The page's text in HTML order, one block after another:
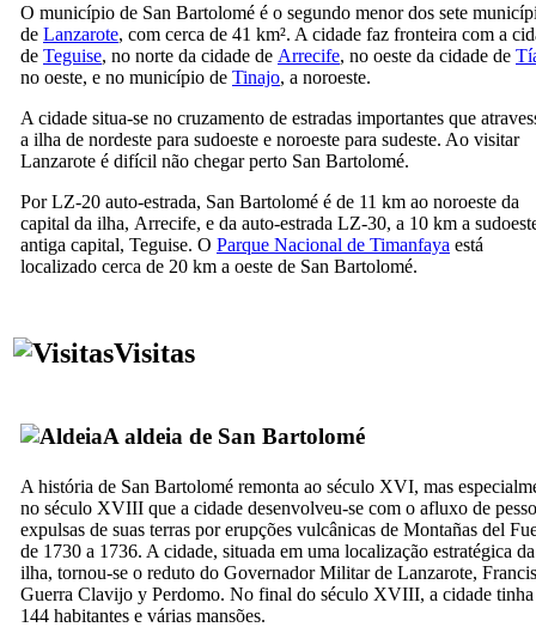
O município de San Bartolomé é o segundo menor dos sete
de Lanzarote, com cerca de 41 km². A cidade faz fronteira com a
de Teguise, no norte da cidade de Arrecife, no oeste da cidade de
no oeste, e no município de Tinajo, a noroeste.
A cidade situa-se no cruzamento de estradas importantes que
a ilha de nordeste para sudoeste e noroeste para sudeste. Ao visitar
Lanzarote é difícil não chegar perto San Bartolomé.
Por LZ-20 auto-estrada, San Bartolomé é de 11 km ao noroeste da
capital da ilha, Arrecife, e da auto-estrada LZ-30, a 10 km a
antiga capital, Teguise. O Parque Nacional de Timanfaya está
localizado cerca de 20 km a oeste de San Bartolomé.
Visitas
A aldeia de San Bartolomé
A história de San Bartolomé remonta ao século XVI, mas
no século XVIII que a cidade desenvolveu-se com o afluxo de
expulsas de suas terras por erupções vulcânicas de Montañas del
de 1730 a 1736. A cidade, situada em uma localização estratégica da
ilha, tornou-se o reduto do Governador Militar de Lanzarote,
Guerra Clavijo y Perdomo. No final do século XVIII, a cidade tinha
144 habitantes e várias mansões.